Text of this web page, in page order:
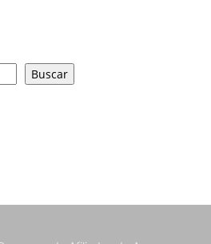
Buscar